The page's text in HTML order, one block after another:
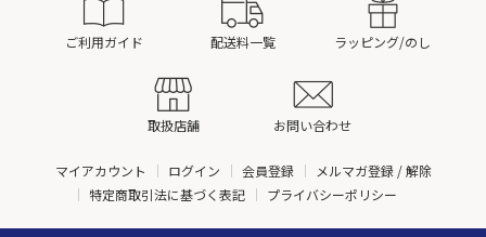
ご利用ガイド 配送料一覧 ラッピング/のし
取扱店舗 お問い合わせ
マイアカウント ログイン 会員登録
メルマガ登録 / 解除
特定商取引法に基づく表記
プライバシーポリシー